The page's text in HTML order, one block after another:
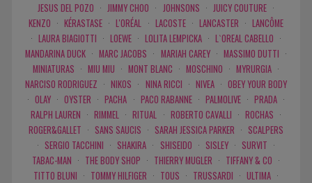
JESUS DEL POZO · JIMMY CHOO · JOHNSONS · JUICY COUTURE ·
KENZO · KÉRASTASE · L'ORÉAL · LACOSTE · LANCASTER · LANCÔME
· LAURA BIAGIOTTI · LOEWE · LOLITA LEMPICKA · L`OREAL CABELLO ·
MANDARINA DUCK · MARC JACOBS · MARIAH CAREY · MASSIMO DUTTI ·
MINIATURAS · MIU MIU · MONT BLANC · MOSCHINO · MYRURGIA ·
NARCISO RODRIGUEZ · NIKOS · NINA RICCI · NIVEA · OBEY YOUR BODY
· OLAY · OYSTER · PACHA · PACO RABANNE · PALMOLIVE · PRADA ·
RALPH LAUREN · RIMMEL · RITUAL · ROBERTO CAVALLI · ROCHAS ·
ROGER&GALLET · SANS SAUCIS · SARAH JESSICA PARKER · SCALPERS
· SERGIO TACCHINI · SHAKIRA · SHISEIDO · SISLEY · SURVIT ·
TABAC-MAN · THE BODY SHOP · THIERRY MUGLER · TIFFANY & CO ·
TITTO BLUNI · TOMMY HILFIGER · TOUS · TRUSSARDI · ULTIMA ·